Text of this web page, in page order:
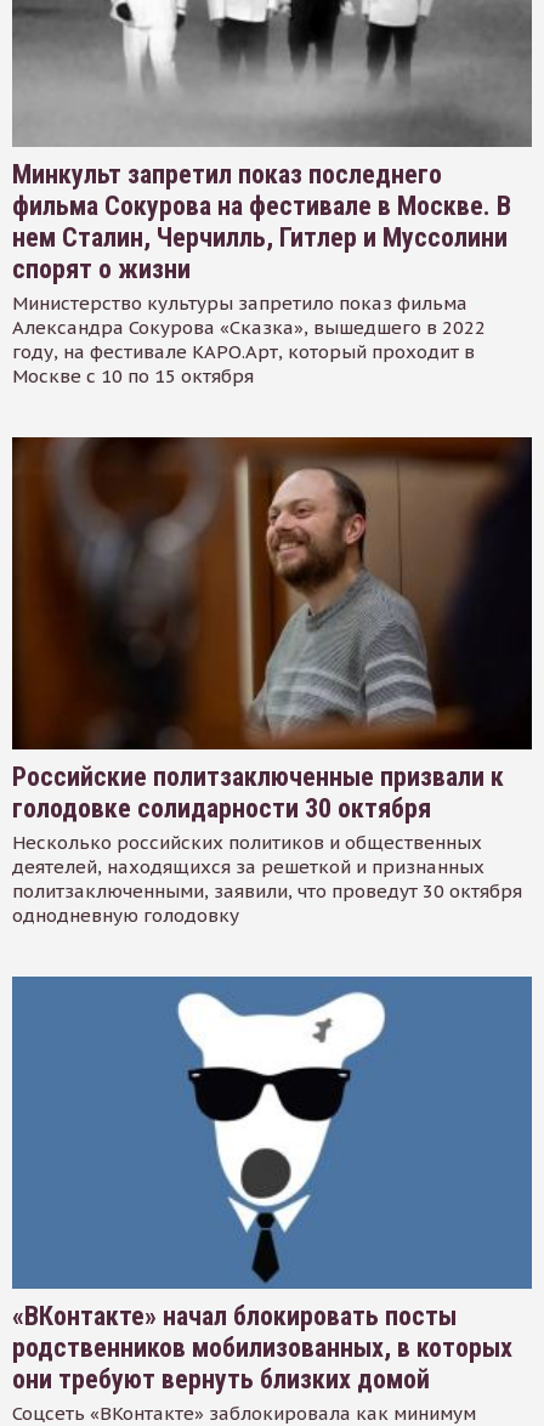
Минкульт запретил показ последнего
фильма Сокурова на фестивале в Москве. В
нем Сталин, Черчилль, Гитлер и Муссолини
спорят о жизни
Министерство культуры запретило показ фильма
Александра Сокурова «Сказка», вышедшего в 2022
году, на фестивале КАРО.Арт, который проходит в
Москве с 10 по 15 октября
Российские политзаключенные призвали к
голодовке солидарности 30 октября
Несколько российских политиков и общественных
деятелей, находящихся за решеткой и признанных
политзаключенными, заявили, что проведут 30 октября
однодневную голодовку
«ВКонтакте» начал блокировать посты
родственников мобилизованных, в которых
они требуют вернуть близких домой
Соцсеть «ВКонтакте» заблокировала как минимум